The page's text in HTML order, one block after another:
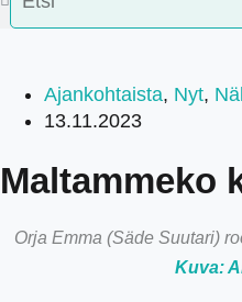
Ajankohtaista, Nyt,
13.11.2023
Maltammeko
Orja Emma (Säde Suutari)
Kuva: